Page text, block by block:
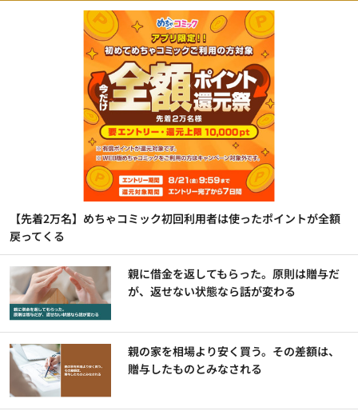
【先着2万名】めちゃコミック初回利用者は使ったポイントが全額
戻ってくる
親に借金を返してもらった。原則は贈与だ
が、返せない状態なら話が変わる
親の家を相場より安く買う。その差額は、
贈与したものとみなされる